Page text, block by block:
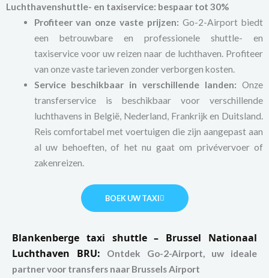
Luchthavenshuttle- en taxiservice: bespaar tot 30%
Profiteer van onze vaste prijzen: Go-2-Airport biedt
een betrouwbare en professionele shuttle- en
taxiservice voor uw reizen naar de luchthaven. Profiteer
van onze vaste tarieven zonder verborgen kosten.
Service beschikbaar in verschillende landen: Onze
transferservice is beschikbaar voor verschillende
luchthavens in België, Nederland, Frankrijk en Duitsland.
Reis comfortabel met voertuigen die zijn aangepast aan
al uw behoeften, of het nu gaat om privévervoer of
zakenreizen.
BOEK UW TAXI
Blankenberge taxi shuttle – Brussel Nationaal
Luchthaven BRU:
Ontdek Go-2-Airport, uw ideale
partner voor transfers naar Brussels Airport